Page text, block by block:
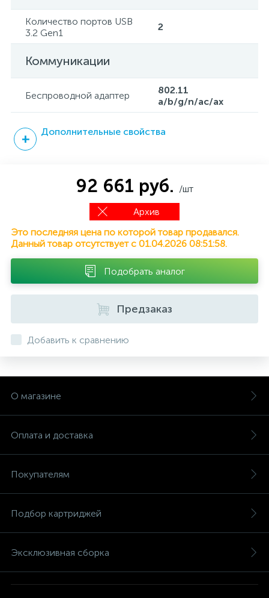
Количество портов USB
3.2 Gen1
2
Коммуникации
Беспроводной адаптер
802.11
a/b/g/n/ac/ax
Дополнительные свойства
92 661 руб. /шт
Архив
Это последняя цена по которой товар продавался.
Данный товар отсутствует с 01.04.2026 08:51:58.
Подобрать аналог
Предзаказ
Добавить к сравнению
О магазине
Оплата и доставка
Покупателям
Подбор картриджей
Эксклюзивная сборка